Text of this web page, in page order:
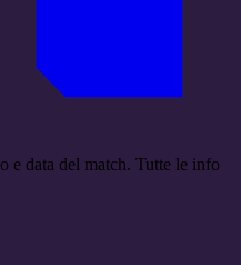
e data del match. Tutte le info